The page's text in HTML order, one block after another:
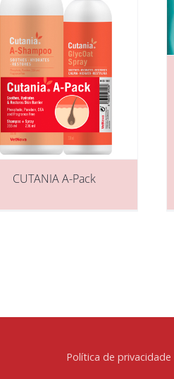
CUTANIA A-Pack
Política de privacidade